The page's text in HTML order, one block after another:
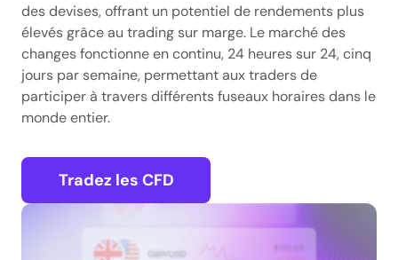
des devises, offrant un potentiel de rendements plus
élevés grâce au trading sur marge. Le marché des
changes fonctionne en continu, 24 heures sur 24, cinq
jours par semaine, permettant aux traders de
participer à travers différents fuseaux horaires dans le
monde entier.
Tradez les CFD